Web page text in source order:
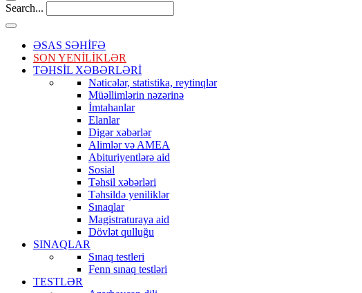
Search...
ƏSAS SƏHİFƏ
SON YENİLİKLƏR
TƏHSİL XƏBƏRLƏRİ
Nəticələr, statistika, reytinqlər
Müəllimlərin nəzərinə
İmtahanlar
Elanlar
Digər xəbərlər
Alimlər və AMEA
Abituriyentlərə aid
Sosial
Təhsil xəbərləri
Təhsildə yeniliklər
Sınaqlar
Magistraturaya aid
Dövlət qulluğu
SINAQLAR
Sınaq testleri
Fenn sınaq testləri
TESTLƏR